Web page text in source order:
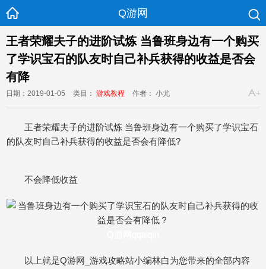
Q游网
王者荣耀夫子的进阶试炼 当鲁班身边有一个购买
了学识宝石的队友时自己补兵获得的收益是否会
有降
日期：2019-01-05 类目： 游戏教程 作者： 小尤
王者荣耀夫子的进阶试炼 当鲁班身边有一个购买了学识宝石
的队友时自己补兵获得的收益是否会有降低?
不会降低收益
以上就是Q游网_游戏攻略站小编林白为您带来的全部内容